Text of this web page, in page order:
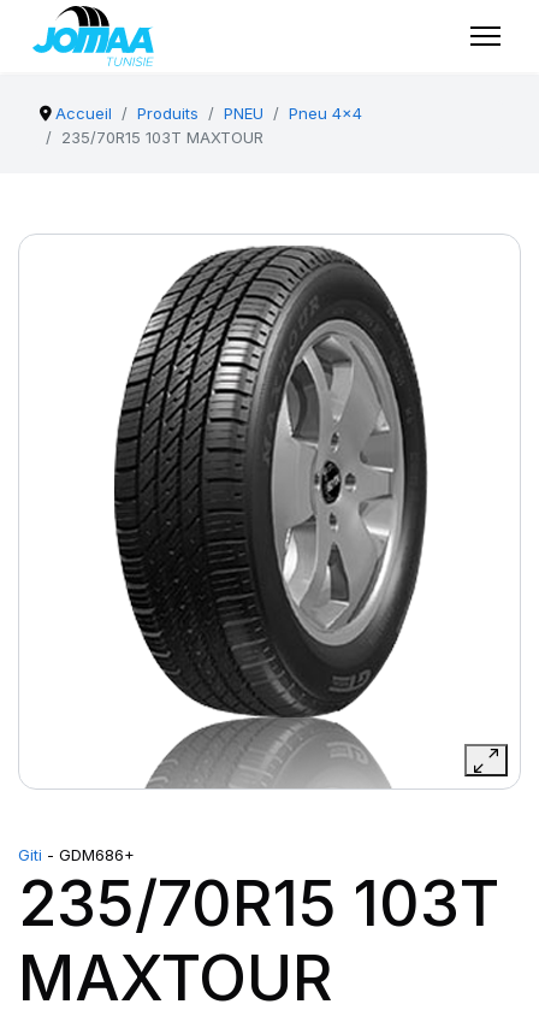
Accueil Produits PNEU
Pneu 4x4
235/70R15 103T MAXTOUR
Giti - GDM686+
235/70R15 103T
MAXTOUR